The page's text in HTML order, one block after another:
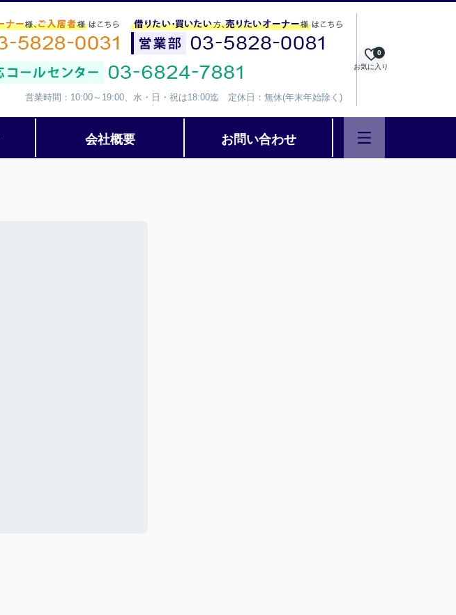
営業時間：10:00～19:00、水・日・祝は18:00迄 定休日：無休(年末年始除く)
お気に入り
0
会社概要 お問い合わせ